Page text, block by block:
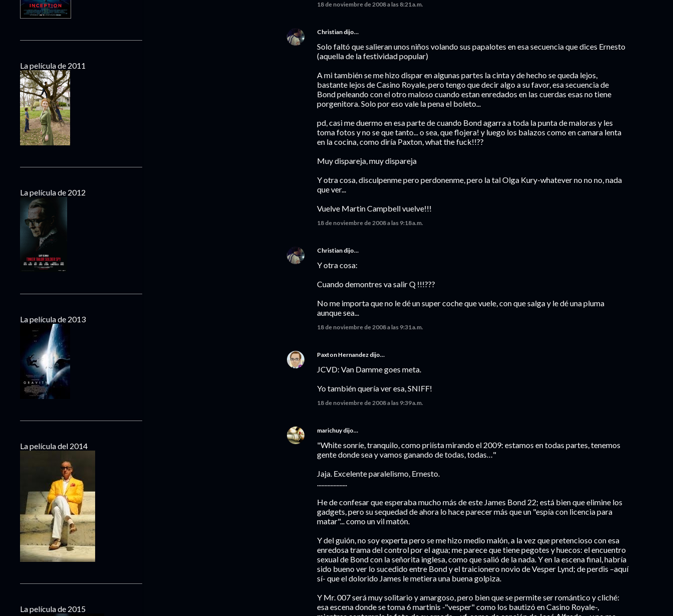
18 de noviembre de 2008 a las 8:21 a.m.
Christian dijo…
Solo faltó que salieran unos niños volando sus papalotes en esa secuencia que dices Ernesto
(aquella de la festividad popular)
A mi también se me hizo dispar en algunas partes la cinta y de hecho se queda lejos,
bastante lejos de Casino Royale, pero tengo que decir algo a su favor, esa secuencia de
Bond peleando con el otro maloso cuando estan enredados en las cuerdas esas no tiene
porgenitora. Solo por eso vale la pena el boleto...
pd, casi me duermo en esa parte de cuando Bond agarra a toda la punta de maloras y les
toma fotos y no se que tanto... o sea, que flojera! y luego los balazos como en camara lenta
en la cocina, como diría Paxton, what the fuck!!??
Muy dispareja, muy dispareja
Y otra cosa, disculpenme pero perdonenme, pero la tal Olga Kury-whatever no no no, nada
que ver...
Vuelve Martin Campbell vuelve!!!
18 de noviembre de 2008 a las 9:18 a.m.
Christian dijo…
Y otra cosa:
Cuando demontres va salir Q !!!???
No me importa que no le dé un super coche que vuele, con que salga y le dé una pluma
aunque sea...
18 de noviembre de 2008 a las 9:31 a.m.
Paxton Hernandez dijo…
JCVD: Van Damme goes meta.
Yo también quería ver esa, SNIFF!
18 de noviembre de 2008 a las 9:39 a.m.
marichuydijo…
"White sonríe, tranquilo, como priísta mirando el 2009: estamos en todas partes, tenemos
gente donde sea y vamos ganando de todas, todas…"
Jaja. Excelente paralelismo, Ernesto.
....................
He de confesar que esperaba mucho más de este James Bond 22; está bien que elimine los
gadgets, pero su sequedad de ahora lo hace parecer más que un "espía con licencia para
matar"... como un vil matón.
Y del guión, no soy experta pero se me hizo medio malón, a la vez que pretencioso con esa
enredosa trama del control por el agua; me parece que tiene pegotes y huecos: el encuentro
sexual de Bond con la señorita inglesa, como que salió de la nada. Y en la escena final, habría
sido bueno ver lo sucedido entre Bond y el traicionero novio de Vesper Lynd; de perdis –aquí
sí- que el dolorido James le metiera una buena golpiza.
Y Mr. 007 será muy solitario y amargoso, pero bien que se permite ser romántico y cliché:
esa escena donde se toma 6 martinis -"vesper" como los bautizó en Casino Royale-,
La película de 2011
La película de 2012
La película de 2013
La película del 2014
La película de 2015